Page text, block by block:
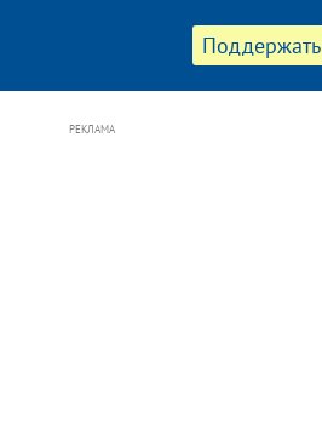
Поддержать
РЕКЛАМА